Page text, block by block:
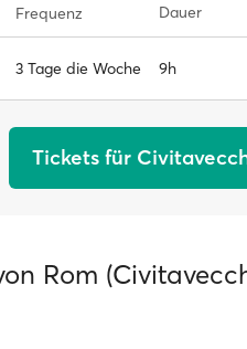
Frequenz Dauer
3 Tage die Woche 9h
Tickets für
Rom